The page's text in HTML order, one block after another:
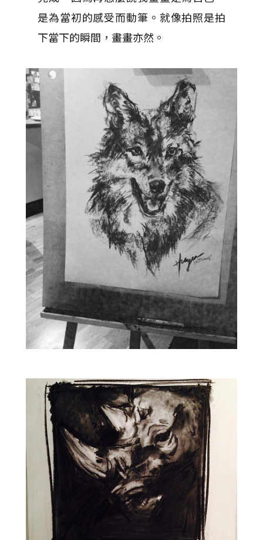
是為當初的感受而動筆。就像拍照是拍
下當下的瞬間，畫畫亦然。